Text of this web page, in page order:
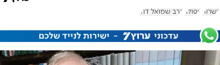
כשרות עפולה הרב שמואל דוד